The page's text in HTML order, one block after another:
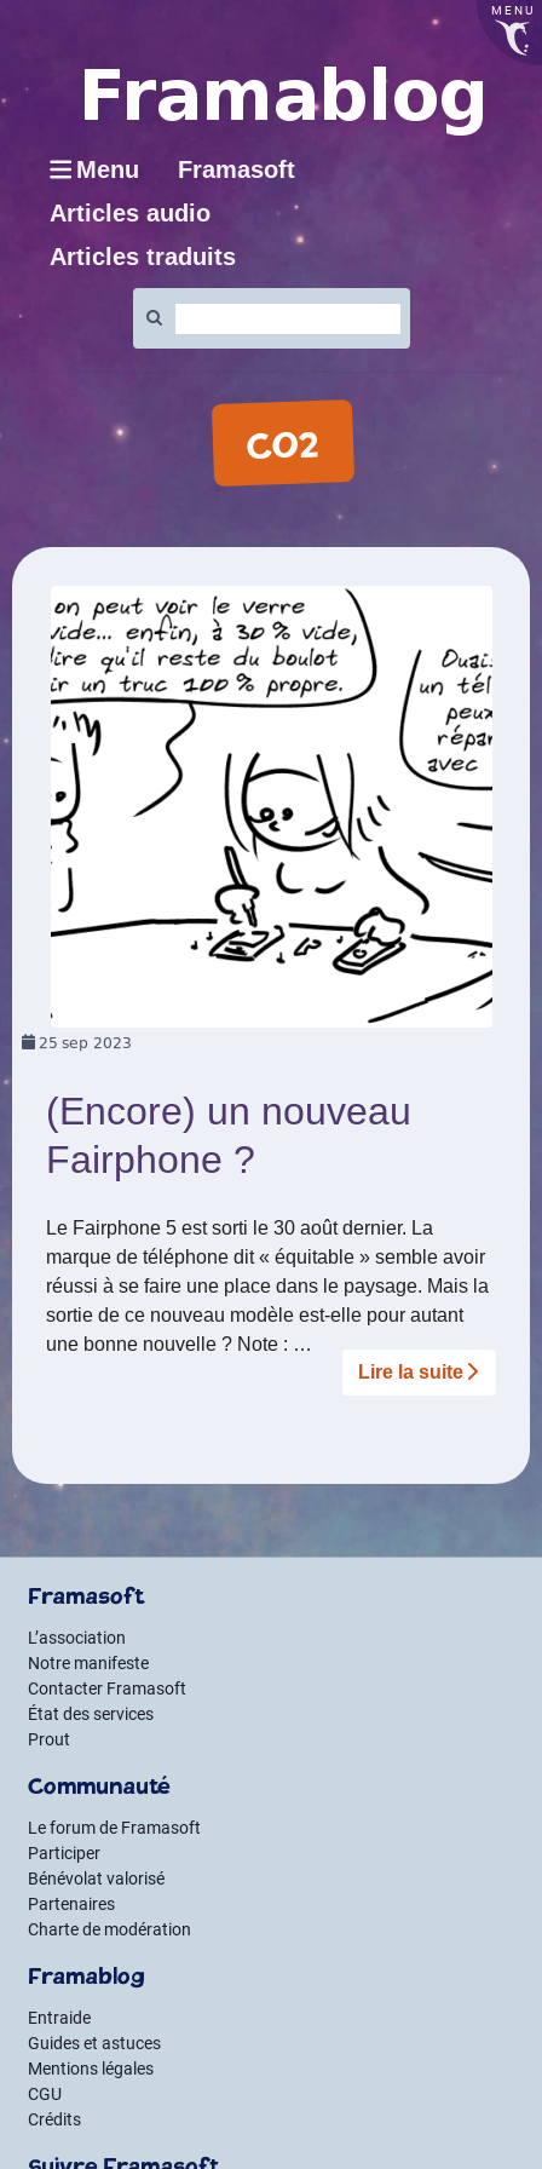
MENU
Menu
Framasoft
Articles audio
Articles traduits
:
CO2
25 sep 2023
(Encore) un nouveau
Fairphone ?
Le Fairphone 5 est sorti le 30 août dernier. La
marque de téléphone dit « équitable » semble avoir
réussi à se faire une place dans le paysage. Mais la
sortie de ce nouveau modèle est-elle pour autant
une bonne nouvelle ? Note : …
Lire la suite­­
Framasoft
L’association
Notre manifeste
Contacter Framasoft
État des services
Prout
Communauté
Le forum de Framasoft
Participer
Bénévolat valorisé
Partenaires
Charte de modération
Framablog
Entraide
Guides et astuces
Mentions légales
CGU
Crédits